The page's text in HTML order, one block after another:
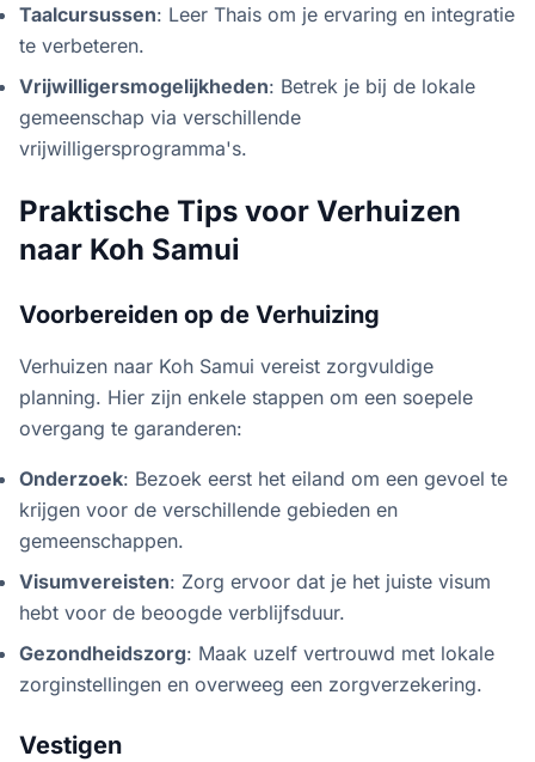
Taalcursussen: Leer Thais om je ervaring en integratie
te verbeteren.
Vrijwilligersmogelijkheden: Betrek je bij de lokale
gemeenschap via verschillende
vrijwilligersprogramma's.
Praktische Tips voor Verhuizen
naar Koh Samui
Voorbereiden op de Verhuizing
Verhuizen naar Koh Samui vereist zorgvuldige
planning. Hier zijn enkele stappen om een soepele
overgang te garanderen:
Onderzoek: Bezoek eerst het eiland om een gevoel te
krijgen voor de verschillende gebieden en
gemeenschappen.
Visumvereisten: Zorg ervoor dat je het juiste visum
hebt voor de beoogde verblijfsduur.
Gezondheidszorg: Maak uzelf vertrouwd met lokale
zorginstellingen en overweeg een zorgverzekering.
Vestigen